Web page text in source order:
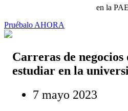
en la
Pruébalo AHORA
Carreras de negocios
estudiar en la
7 mayo 2023